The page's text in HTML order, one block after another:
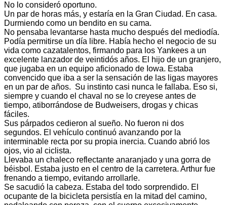
No lo consideró oportuno.
Un par de horas más, y estaría en la Gran Ciudad. En casa.
Durmiendo como un bendito en su cama.
No pensaba levantarse hasta mucho después del mediodía.
Podía permitirse un día libre. Había hecho el negocio de su
vida como cazatalentos, firmando para los Yankees a un
excelente lanzador de veintidós años. El hijo de un granjero,
que jugaba en un equipo aficionado de Iowa. Estaba
convencido que iba a ser la sensación de las ligas mayores
en un par de años. Su instinto casi nunca le fallaba. Eso si,
siempre y cuando el chaval no se lo creyese antes de
tiempo, atiborrándose de Budweisers, drogas y chicas
fáciles.
Sus párpados cedieron al sueño. No fueron ni dos
segundos. El vehículo continuó avanzando por la
interminable recta por su propia inercia. Cuando abrió los
ojos, vio al ciclista.
Llevaba un chaleco reflectante anaranjado y una gorra de
béisbol. Estaba justo en el centro de la carretera. Arthur fue
frenando a tiempo, evitando arrollarle.
Se sacudió la cabeza. Estaba del todo sorprendido. El
ocupante de la bicicleta persistía en la mitad del camino,